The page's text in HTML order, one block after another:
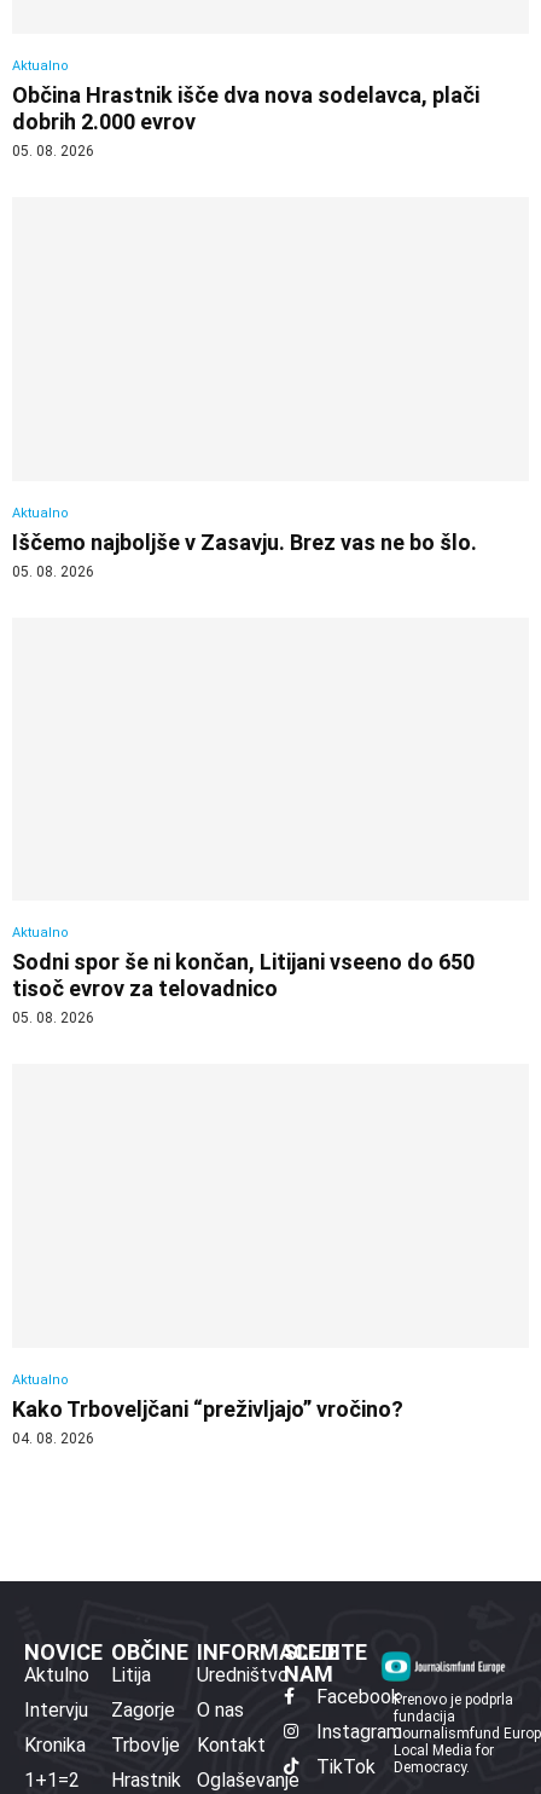
Aktualno
Občina Hrastnik išče dva nova sodelavca, plači
dobrih 2.000 evrov
05. 08. 2026
Aktualno
Iščemo najboljše v Zasavju. Brez vas ne bo šlo.
05. 08. 2026
Aktualno
Sodni spor še ni končan, Litijani vseeno do 650
tisoč evrov za telovadnico
05. 08. 2026
Aktualno
Kako Trboveljčani “preživljajo” vročino?
04. 08. 2026
NOVICE
Aktulno
Intervju
Kronika
1+1=2
OBČINE
Litija
Zagorje
Trbovlje
Hrastnik
INFORMACIJE
Uredništvo
O nas
Kontakt
Oglaševanje
SLEDITE
NAM
Facebook
Instagram
TikTok
Prenovo je podprla
fundacija
Journalismfund
Local Media for
Democracy.